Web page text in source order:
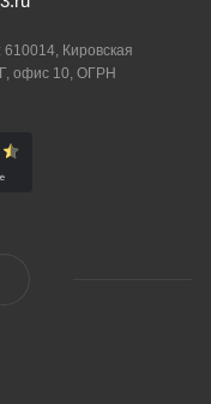
Кировская
офис 10, ОГРН